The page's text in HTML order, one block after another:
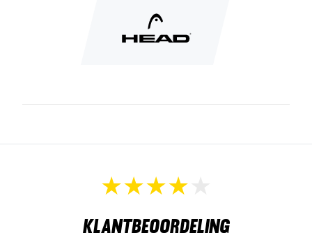
Klantbeoordeling